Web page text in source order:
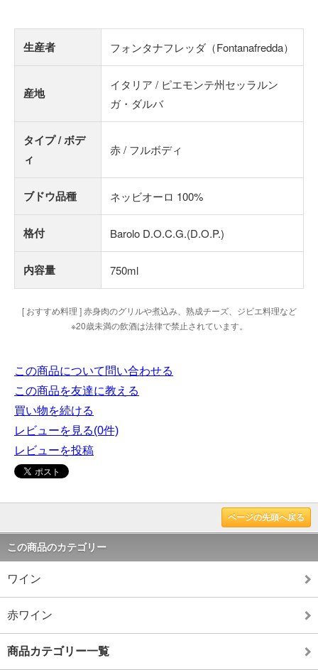
生産者 フォンタナフレッダ（Fontanafredda）
産地
イタリア / ピエモンテ州セッラルン
ガ・ダルバ
タイプ / ボデ
ィ
赤 / フルボディ
ブドウ品種 ネッビオーロ 100%
格付 Barolo D.O.C.G.(D.O.P.)
内容量 750ml
[ おすすめ料理 ] 赤身肉のグリルや煮込み、熟成チーズ、ジビエ料理など
※20歳未満の飲酒は法律で禁止されています。
この商品について問い合わせる
この商品を友達に教える
買い物を続ける
レビューを見る(0件)
レビューを投稿
ページの先頭へ戻る
この商品のカテゴリー
ワイン
赤ワイン
商品カテゴリー一覧